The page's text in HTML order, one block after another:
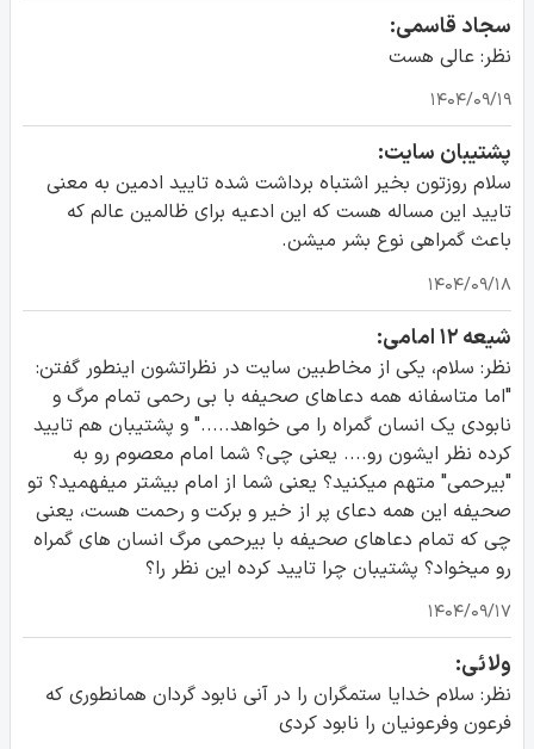
سجاد قاسمی:
نظر: عالی هست
۱۴۰۴/۰۹/۱۹
پشتیبان سایت:
سلام روزتون بخیر اشتباه برداشت شده تایید ادمین به معنی
تایید این مساله هست که این ادعیه برای ظالمین عالم که
باعث گمراهی نوع بشر میشن.
۱۴۰۴/۰۹/۱۸
شیعه ۱۲ امامی:
نظر: سلام، یکی از مخاطبین سایت در نظراتشون اینطور گفتن:
"اما متاسفانه همه دعاهای صحیفه با بی رحمی تمام مرگ و
نابودی یک انسان گمراه را می خواهد....." و پشتیبان هم تایید
کرده نظر ایشون رو.... یعنی چی؟ شما امام معصوم رو به
"بیرحمی" متهم میکنید؟ یعنی شما از امام بیشتر میفهمید؟ تو
صحیفه این همه دعای پر از خیر و برکت و رحمت هست، یعنی
چی که تمام دعاهای صحیفه با بیرحمی مرگ انسان های گمراه
رو میخواد؟ پشتیبان چرا تایید کرده این نظر را؟
۱۴۰۴/۰۹/۱۷
ولائی:
نظر: سلام خدایا ستمگران را در آنی نابود گردان همانطوری که
فرعون وفرعونیان را نابود کردی